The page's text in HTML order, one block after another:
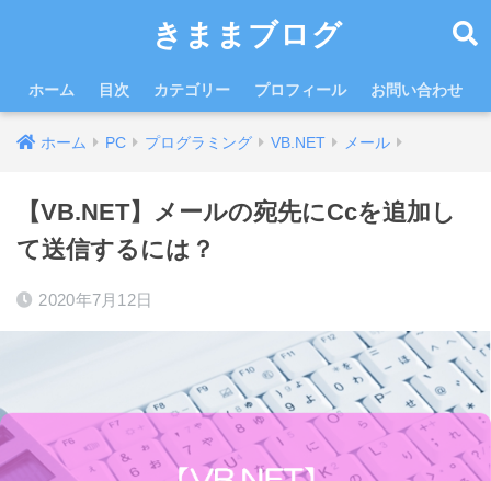
きままブログ
ホーム 目次 カテゴリー プロフィール お問い合わせ
ホーム PC プログラミング VB.NET メール
【VB.NET】メールの宛先にCcを追加し
て送信するには？
2020年7月12日